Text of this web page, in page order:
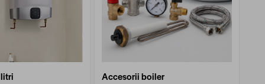
Accesorii boiler